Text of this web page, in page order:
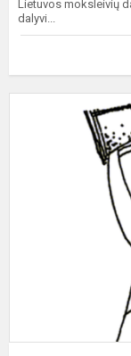
Lietuvos moksleivių
dalyvi...